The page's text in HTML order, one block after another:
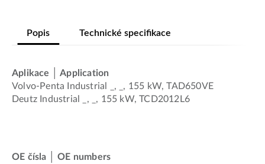
Popis Technické specifikace
Aplikace │ Application
Volvo-Penta Industrial _, _, 155 kW, TAD650VE
Deutz Industrial _, _, 155 kW, TCD2012L6
OE čísla │ OE numbers